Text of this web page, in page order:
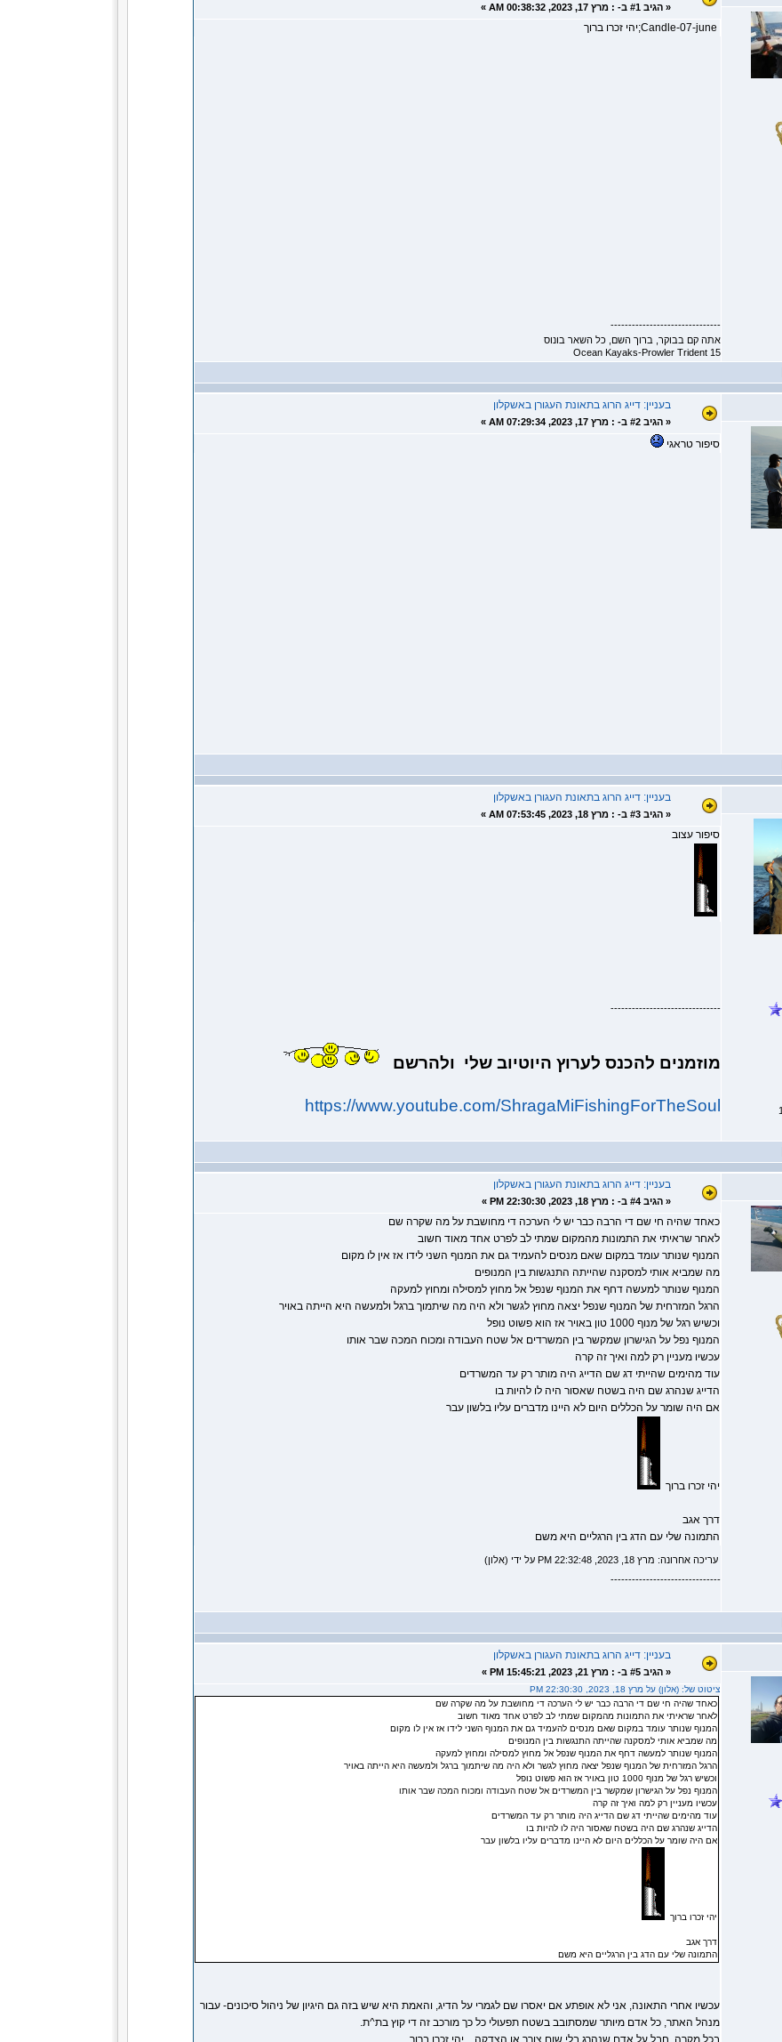
« הגיב #1 ב- : מרץ 17, 2023, 00:38:32 AM »
-------------------------------
אתה קם בבוקר, ברוך השם, כל השאר בונוס
Ocean Kayaks-Prowler Trident 15
בעניין: דייג הרוג בתאונת העגורן באשקלון
« הגיב #2 ב- : מרץ 17, 2023, 07:29:34 AM »
סיפור טראגי
בעניין: דייג הרוג בתאונת העגורן באשקלון
« הגיב #3 ב- : מרץ 18, 2023, 07:53:45 AM »
סיפור עצוב
-------------------------------
מוזמנים להכנס לערוץ היוטיוב שלי ולהרשם
https://www.youtube.com/ShragaMiFishingForTheSoul
בעניין: דייג הרוג בתאונת העגורן באשקלון
« הגיב #4 ב- : מרץ 18, 2023, 22:30:30 PM »
כאחד שהיה חי שם די הרבה כבר יש לי הערכה די מחושבת על מה שקרה שם
לאחר שראיתי את התמונות מהמקום שמתי לב לפרט אחד מאוד חשוב
המנוף שנותר עומד במקום שאם מנסים להעמיד גם את המנוף השני לידו אז אין לו מקום
מה שמביא אותי למסקנה שהייתה התנגשות בין המנופים
המנוף שנותר למעשה דחף את המנוף שנפל אל מחוץ למסילה ומחוץ למעקה
הרגל המזרחית של המנוף שנפל יצאה מחוץ לגשר ולא היה מה שיתמוך ברגל ולמעשה היא הייתה באויר
וכשיש רגל של מנוף 1000 טון באויר אז הוא פשוט נופל
המנוף נפל על הגישרון שמקשר בין המשרדים אל שטח העבודה ומכוח המכה שבר אותו
עכשיו מעניין רק למה ואיך זה קרה
עוד מהימים שהייתי דג שם הדייג היה מותר רק עד המשרדים
הדייג שנהרג שם היה בשטח שאסור היה לו להיות בו
אם היה שומר על הכללים היום לא היינו מדברים עליו בלשון עבר
יהי זכרו ברוך
דרך אגב
התמונה שלי עם הדג בין הרגליים היא משם
עריכה אחרונה: מרץ 18, 2023, 22:32:48 PM על ידי (אלון)
-------------------------------
בעניין: דייג הרוג בתאונת העגורן באשקלון
« הגיב #5 ב- : מרץ 21, 2023, 15:45:21 PM »
ציטוט של: (אלון) על מרץ 18, 2023, 22:30:30 PM
כאחד שהיה חי שם די הרבה כבר יש לי הערכה די מחושבת על מה שקרה שם
לאחר שראיתי את התמונות מהמקום שמתי לב לפרט אחד מאוד חשוב
המנוף שנותר עומד במקום שאם מנסים להעמיד גם את המנוף השני לידו אז אין לו מקום
מה שמביא אותי למסקנה שהייתה התנגשות בין המנופים
המנוף שנותר למעשה דחף את המנוף שנפל אל מחוץ למסילה ומחוץ למעקה
הרגל המזרחית של המנוף שנפל יצאה מחוץ לגשר ולא היה מה שיתמוך ברגל ולמעשה היא הייתה באויר
וכשיש רגל של מנוף 1000 טון באויר אז הוא פשוט נופל
המנוף נפל על הגישרון שמקשר בין המשרדים אל שטח העבודה ומכוח המכה שבר אותו
עכשיו מעניין רק למה ואיך זה קרה
עוד מהימים שהייתי דג שם הדייג היה מותר רק עד המשרדים
הדייג שנהרג שם היה בשטח שאסור היה לו להיות בו
אם היה שומר על הכללים היום לא היינו מדברים עליו בלשון עבר
יהי זכרו ברוך
דרך אגב
התמונה שלי עם הדג בין הרגליים היא משם
עכשיו אחרי התאונה, אני לא אופתע אם יאסרו שם לגמרי על הדיג, והאמת היא שיש בזה גם היגיון של ניהול סיכונים- עבור
מנהל האתר, כל אדם מיותר שמסתובב בשטח תפעולי כל כך מורכב זה די קוץ בת^ת.